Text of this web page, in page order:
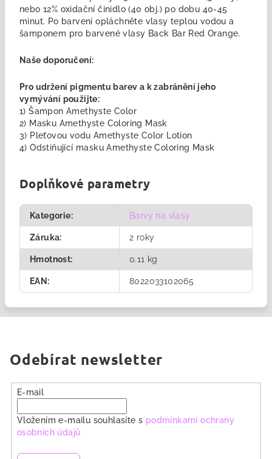
nebo 12% oxidační činidlo (40 obj.) po dobu 40-45
minut. Po barvení opláchněte vlasy teplou vodou a
šamponem pro barvené vlasy Back Bar Red Orange.
Naše doporučení:
Pro udržení pigmentu barev a k zabránění jeho
vymývání použijte:
1) Šampon Amethyste Color
2) Masku Amethyste Coloring Mask
3) Pleťovou vodu Amethyste Color Lotion
4) Odstiňující masku Amethyste Coloring Mask
Doplňkové parametry
Kategorie: Barvy na vlasy
Záruka: 2 roky
Hmotnost: 0.11 kg
EAN : 8022033102065
Odebírat newsletter
E-mail
Vložením e-mailu souhlasíte s podmínkami ochrany
osobních údajů